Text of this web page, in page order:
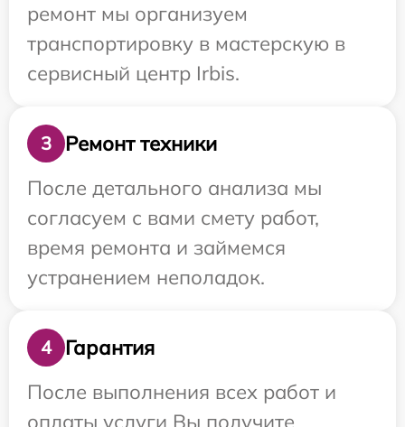
ремонт мы организуем
транспортировку в мастерскую в
сервисный центр Irbis.
3
Ремонт техники
После детального анализа мы
согласуем с вами смету работ,
время ремонта и займемся
устранением неполадок.
4
Гарантия
После выполнения всех работ и
оплаты услуги Вы получите